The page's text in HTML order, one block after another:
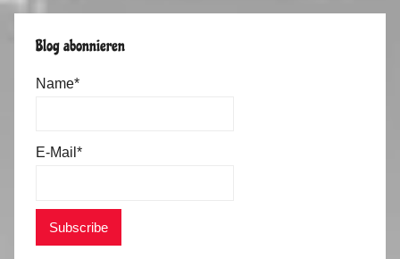
Blog abonnieren
Name*
E-Mail*